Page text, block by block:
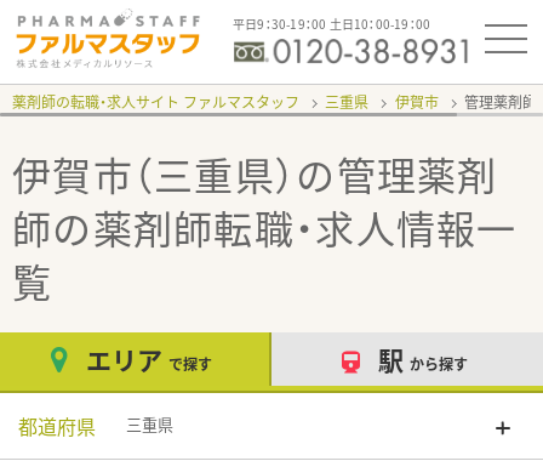
平日9：30-19：00 土日10：00-19：00
薬剤師の転職・求人サイト ファルマスタッフ 三重県 伊賀市 管理薬剤師
伊賀市（三重県）の管理薬剤
師の薬剤師転職・求人情報一
覧
エリア で探す 駅 から探す
都道府県 三重県